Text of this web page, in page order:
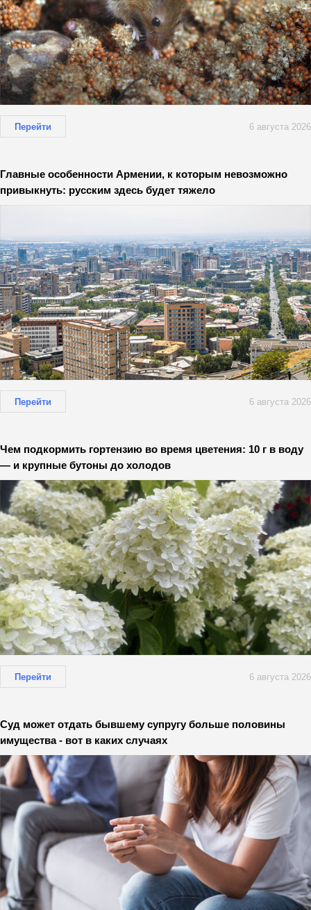
Перейти 6 августа 2026
Главные особенности Армении, к которым невозможно
привыкнуть: русским здесь будет тяжело
Перейти 6 августа 2026
Чем подкормить гортензию во время цветения: 10 г в воду
— и крупные бутоны до холодов
Перейти 6 августа 2026
Суд может отдать бывшему супругу больше половины
имущества - вот в каких случаях